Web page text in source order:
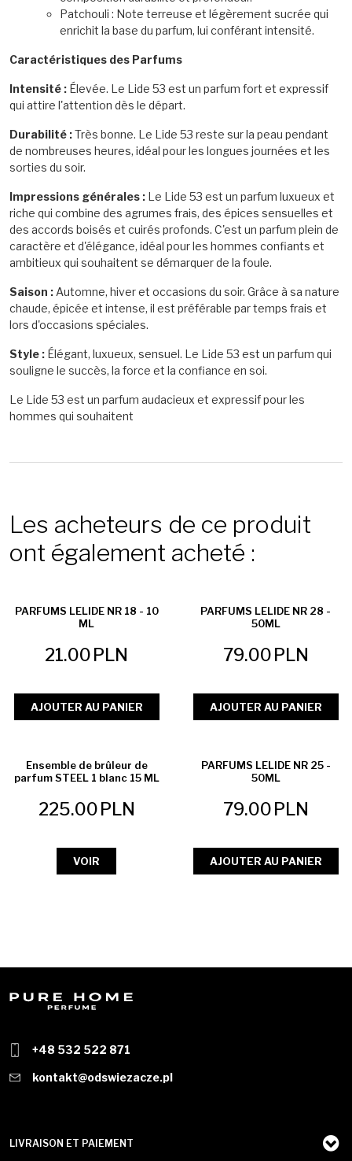
Patchouli : Note terreuse et légèrement sucrée qui
enrichit la base du parfum, lui conférant intensité.
Caractéristiques des Parfums
Intensité : Élevée. Le Lide 53 est un parfum fort et expressif
qui attire l'attention dès le départ.
Durabilité :Très bonne. Le Lide 53 reste sur la peau pendant
de nombreuses heures, idéal pour les longues journées et les
sorties du soir.
Impressions générales : Le Lide 53 est un parfum luxueux et
riche qui combine des agrumes frais, des épices sensuelles et
des accords boisés et cuirés profonds. C'est un parfum plein de
caractère et d'élégance, idéal pour les hommes confiants et
ambitieux qui souhaitent se démarquer de la foule.
Saison : Automne, hiver et occasions du soir. Grâce à sa nature
chaude, épicée et intense, il est préférable par temps frais et
lors d'occasions spéciales.
Style : Élégant, luxueux, sensuel. Le Lide 53 est un parfum qui
souligne le succès, la force et la confiance en soi.
Le Lide 53 est un parfum audacieux et expressif pour les
hommes qui souhaitent
Les acheteurs de ce produit
ont également acheté :
PARFUMS LELIDE NR 18 - 10
ML
21.00PLN
AJOUTER AU PANIER
PARFUMS LELIDE NR 28 -
50ML
79.00PLN
AJOUTER AU PANIER
Ensemble de brûleur de
parfum STEEL 1 blanc 15 ML
225.00PLN
VOIR
PARFUMS LELIDE NR 25 -
50ML
79.00PLN
AJOUTER AU PANIER
+48 532 522 871
kontakt@odswiezacze.pl
LIVRAISON ET PAIEMENT